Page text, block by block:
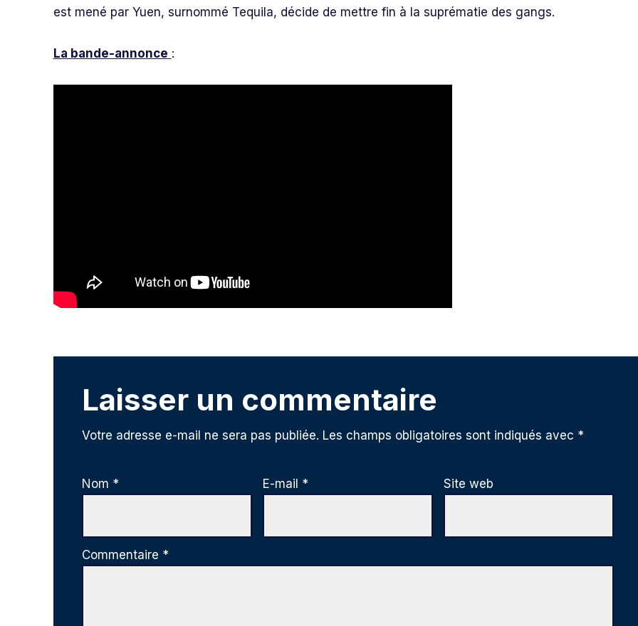
est mené par Yuen, surnommé Tequila, décide de mettre fin à la suprématie des gangs.
La bande-annonce :
Laisser un commentaire
Votre adresse e-mail ne sera pas publiée. Les champs obligatoires sont indiqués avec *
Nom * E-mail * Site web
Commentaire *